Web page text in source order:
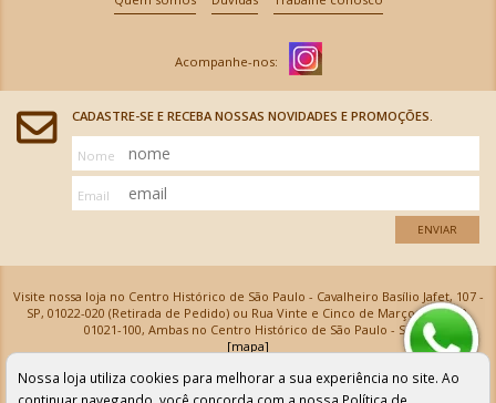
CADASTRE-SE E RECEBA NOSSAS NOVIDADES E PROMOÇÕES.
Nome
Email
ENVIAR
Visite nossa loja no Centro Histórico de São Paulo - Cavalheiro Basílio Jafet, 107 -
SP, 01022-020 (Retirada de Pedido) ou Rua Vinte e Cinco de Março, 576 - SP,
01021-100, Ambas no Centro Histórico de São Paulo - SP
[mapa]
Armarinhos Santa Cecília Ltda | CNPJ: 61.069.639/0001-18
Os preços e as condições de pagamento apresentadas na loja virtual não valem para nossa loja física e
podem sofrer alterações sem aviso prévio. Vendas com cartão de crédito sujeitas a análise e
Nossa loja utiliza cookies para melhorar a sua experiência no site. Ao